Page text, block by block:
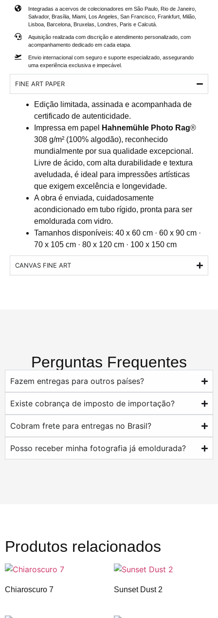
Integradas a acervos de colecionadores em São Paulo, Rio de Janeiro,
Salvador, Brasília, Miami, Los Angeles, San Francisco, Frankfurt, Milão,
Lisboa, Barcelona, Bruxelas, Londres, Paris e Calcutá.
Aquisição realizada com discrição e atendimento personalizado, com
acompanhamento dedicado em cada etapa.
Envio internacional com seguro e suporte especializado, assegurando
uma experiência exclusiva e impecável.
FINE ART PAPER
Edição limitada, assinada e acompanhada de
certificado de autenticidade.
Impressa em papel
Hahnemühle Photo Rag®
308 g/m² (100% algodão), reconhecido
mundialmente por sua qualidade excepcional.
Livre de ácido, com alta durabilidade e textura
aveludada, é ideal para impressões artísticas
que exigem excelência e longevidade.
A obra é enviada, cuidadosamente
acondicionado em tubo rígido, pronta para ser
emoldurada com vidro.
Tamanhos disponíveis: 40 x 60 cm · 60 x 90 cm ·
70 x 105 cm · 80 x 120 cm · 100 x 150 cm
CANVAS FINE ART
Perguntas Frequentes
Fazem entregas para outros países?
Existe cobrança de imposto de importação?
Cobram frete para entregas no Brasil?
Posso receber minha fotografia já emoldurada?
Produtos relacionados
Chiaroscuro 7 Sunset Dust 2